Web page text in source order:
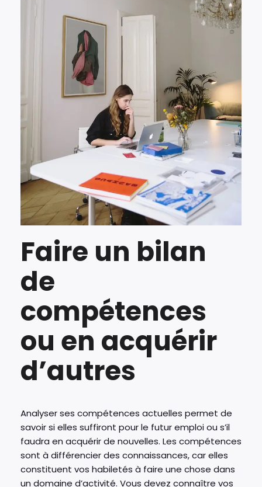
Faire un bilan
de
compétences
ou en acquérir
d’autres
Analyser ses compétences actuelles permet de
savoir si elles suffiront pour le futur emploi ou s’il
faudra en acquérir de nouvelles. Les compétences
sont à différencier des connaissances, car elles
constituent vos habiletés à faire une chose dans
un domaine d’activité. Vous devez connaître vos